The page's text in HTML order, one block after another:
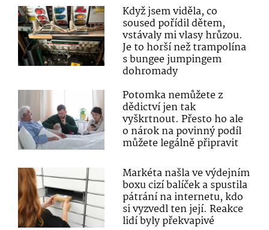
Když jsem viděla, co
soused pořídil dětem,
vstávaly mi vlasy hrůzou.
Je to horší než trampolína
s bungee jumpingem
dohromady
Potomka nemůžete z
dědictví jen tak
vyškrtnout. Přesto ho ale
o nárok na povinný podíl
můžete legálně připravit
Markéta našla ve výdejním
boxu cizí balíček a spustila
pátrání na internetu, kdo
si vyzvedl ten její. Reakce
lidí byly překvapivé